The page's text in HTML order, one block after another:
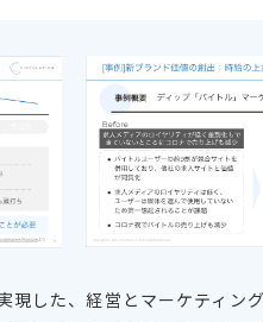
した、経営とマーケティン